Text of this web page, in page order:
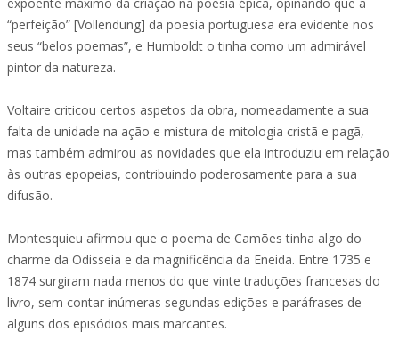
“perfeição” [Vollendung] da poesia portuguesa era evidente nos
seus “belos poemas”, e Humboldt o tinha como um admirável
pintor da natureza.
Voltaire criticou certos aspetos da obra, nomeadamente a sua
falta de unidade na ação e mistura de mitologia cristã e pagã,
mas também admirou as novidades que ela introduziu em relação
às outras epopeias, contribuindo poderosamente para a sua
difusão.
Montesquieu afirmou que o poema de Camões tinha algo do
charme da Odisseia e da magnificência da Eneida. Entre 1735 e
1874 surgiram nada menos do que vinte traduções francesas do
livro, sem contar inúmeras segundas edições e paráfrases de
alguns dos episódios mais marcantes.